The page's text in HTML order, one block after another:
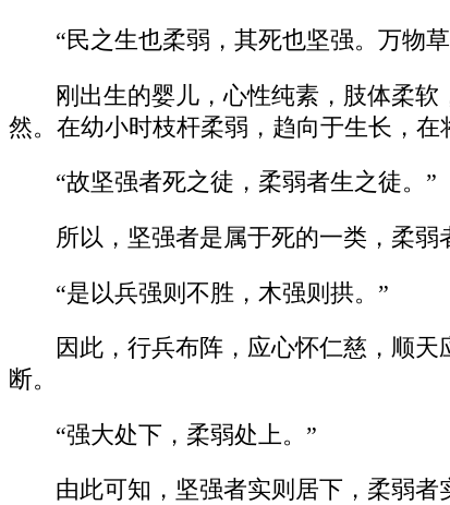
“民之生也柔弱，其死也坚强。万物
刚出生的婴儿，心性纯素，肢体柔
然。在幼小时枝杆柔弱，趋向于生长，在
“故坚强者死之徒，柔弱者生之徒。”
所以，坚强者是属于死的一类，柔弱
“是以兵强则不胜，木强则拱。”
因此，行兵布阵，应心怀仁慈，顺
断。
“强大处下，柔弱处上。”
由此可知，坚强者实则居下，柔弱者